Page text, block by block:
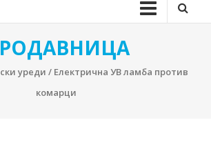
уреди / Електрична УВ ламба против
комарци